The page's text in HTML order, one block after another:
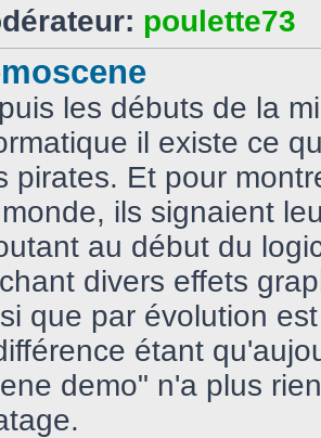
poulette73
les débuts de la
il existe ce
pirates. Et pour
ils signaient
au début du
divers effets
que par évolution
étant
demo" n'a plus